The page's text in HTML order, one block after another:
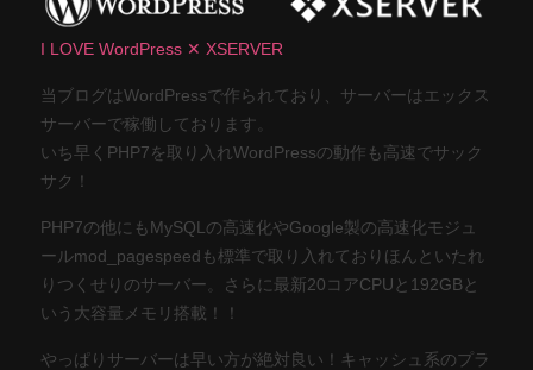
I LOVE WordPress ✕ XSERVER
当ブログはWordPressで作られており、サーバーはエックス
サーバーで稼働しております。
いち早くPHP7を取り入れWordPressの動作も高速でサック
サク！
PHP7の他にもMySQLの高速化やGoogle製の高速化モジュ
ールmod_pagespeedも標準で取り入れておりほんといたれ
りつくせりのサーバー。さらに最新20コアCPUと192GBと
いう大容量メモリ搭載！！
やっぱりサーバーは早い方が絶対良い！キャッシュ系のプラ